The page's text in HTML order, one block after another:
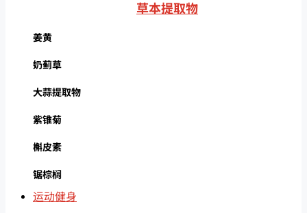
草本提取物
姜黄
奶蓟草
大蒜提取物
紫锥菊
槲皮素
锯棕榈
运动健身